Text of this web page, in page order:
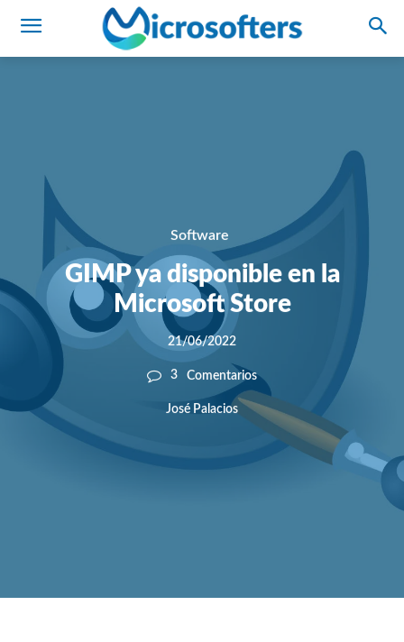
Software
GIMP ya disponible en la
Microsoft Store
21/06/2022
3 Comentarios
José Palacios